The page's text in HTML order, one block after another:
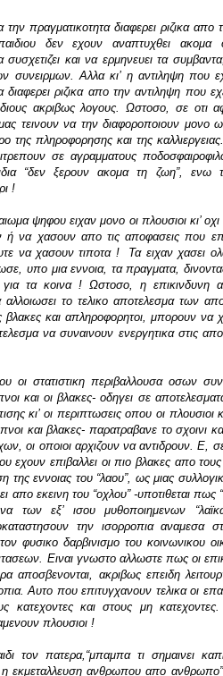
πραγματικοτητα διαφερει ριζικα
δεν εχουν αναπτυχθει ακομα
και να ερμηνευει τα
συνειρμων. Αλλα κι’ η αντιληψη που
ριζικα απο την αντιληψη που
ακριβως λογους. Ωστοσο, σε οτι
τεινουν να την διαφοροποιουν μονο
της πληροφορησης και της
σε αγραμματους
“δεν ξερουν ακομα τη ζωη”, ενω
!
ψηφου ειχαν μονο οι πλουσιοι κι’ οχι
ή να χασουν απο τις αποφασεις που
να χασουν τιποτα !
Τα ειχαν χασει
υπο μια εννοια, τα πραγματα,
τα κοινα ! Ωστοσο, η επικινδυνη
αλλοιωσει το τελικο αποτελεσμα των
βλακες και απληροφορητοι, μπορουν να
να συναινουν ενεργητικα στις
οι στατιστικη περιβαλλουσα οσων
και οι βλακες- οδηγει σε
κι’ οι περιπτωσεις οπου οι πλουσιοι
και βλακες- παρατραβανε το σχοινι
οι οποιοι αρχιζουν να αντιδρουν. Ε,
εχουν επιβαλλει οι πιο βλακες απο
της εννοιας του “λαου”, ως μιας
απο εκεινη του “οχλου” -υποτιθεται
των εξ’ ισου μυθοποιημενων
την ισορροπια αναμεσα
φυσικο δαρβινισμο του κοινωνικου
Ειναι γνωστο αλλωστε πως οι
αποσβενονται, ακριβως επειδη
Αυτο που επιτυγχανουν τελικα οι
κατεχοντες και στους μη
πλουσιοι !
τον πατερα,“μπαμπα τι σημαινει
η εκμεταλλευση ανθρωπου απο